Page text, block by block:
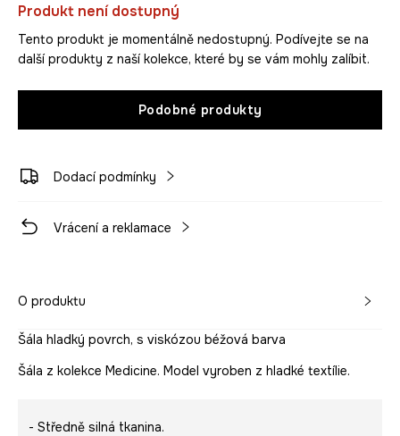
Produkt není dostupný
Tento produkt je momentálně nedostupný. Podívejte se na
další produkty z naší kolekce, které by se vám mohly zalíbit.
Podobné produkty
Dodací podmínky
Vrácení a reklamace
O produktu
Šála hladký povrch, s viskózou béžová barva
Šála z kolekce Medicine. Model vyroben z hladké textílie.
- Středně silná tkanina.